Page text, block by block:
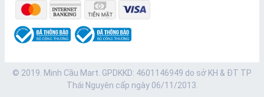
© 2019. Minh Cầu Mart. GPDKKD: 4601146949 do sở KH & ĐT TP
Thái Nguyên cấp ngày 06/11/2013.